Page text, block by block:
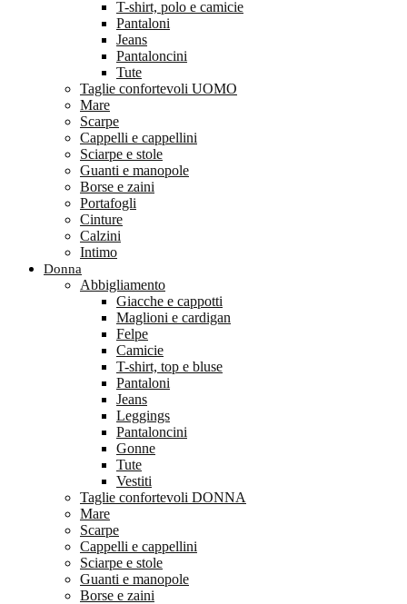
T-shirt, polo e camicie
Pantaloni
Jeans
Pantaloncini
Tute
Taglie confortevoli UOMO
Mare
Scarpe
Cappelli e cappellini
Sciarpe e stole
Guanti e manopole
Borse e zaini
Portafogli
Cinture
Calzini
Intimo
Donna
Abbigliamento
Giacche e cappotti
Maglioni e cardigan
Felpe
Camicie
T-shirt, top e bluse
Pantaloni
Jeans
Leggings
Pantaloncini
Gonne
Tute
Vestiti
Taglie confortevoli DONNA
Mare
Scarpe
Cappelli e cappellini
Sciarpe e stole
Guanti e manopole
Borse e zaini